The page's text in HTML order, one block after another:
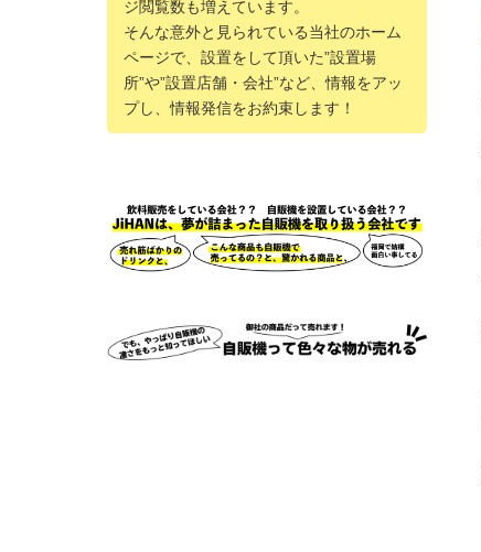
ジ閲覧数も増えています。
そんな意外と見られている当社のホーム
ページで、設置をして頂いた”設置場
所”や”設置店舗・会社”など、情報をアッ
プし、情報発信をお約束します！